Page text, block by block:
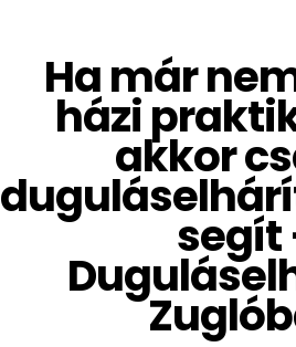
ÁRKALKULÁTOR –
KAPCSOLAT
Ha már
házi
akkor
segít